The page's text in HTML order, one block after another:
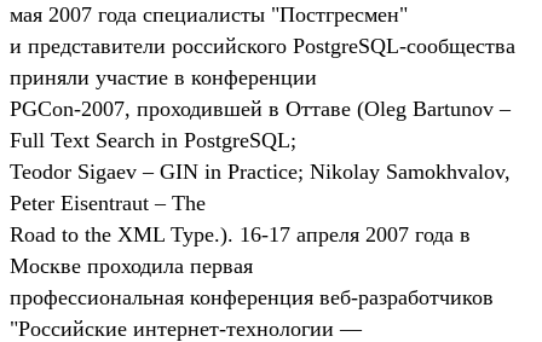
мая 2007 года специалисты "Постгресмен"
и представители российского PostgreSQL-сообщества
приняли участие в конференции
PGCon-2007, проходившей в Оттаве (Oleg Bartunov –
Full Text Search in PostgreSQL;
Teodor Sigaev – GIN in Practice; Nikolay Samokhvalov,
Peter Eisentraut – The
Road to the XML Type.). 16-17 апреля 2007 года в
Москве проходила первая
профессиональная конференция веб-разработчиков
"Российские интернет-технологии —